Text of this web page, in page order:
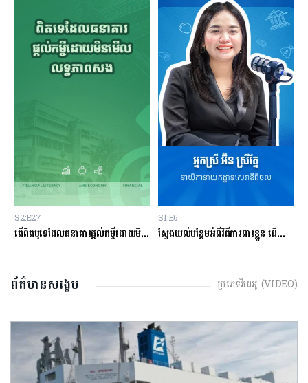
តើពិតឬទេដែលធនាគារផ្ដល់កម្ចីដោយមិនសិក្សាលើលទ្ធភាពសងត្រឡប់?
S1:E6
ស្វែងយល់បន្ថែមអំពីវិធីការពារខ្លួន ដើម្បីជៀសវាងពីការឆបោកតាមបច្ចេកវិទ្យាហិរញ្ញវត្ថុ! តើបំណុលសុទ្ធតែអាក្រក់ទាំងអស់?
ព័ត៌មានសង្ខេប ប្រភេទវីដេអូ (VIDEO)